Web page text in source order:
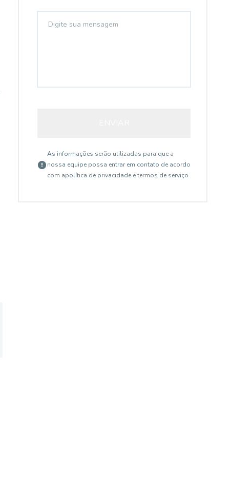
As informações serão utilizadas para que a
nossa equipe possa entrar em contato de acordo
com apolítica de privacidade e termos de serviço